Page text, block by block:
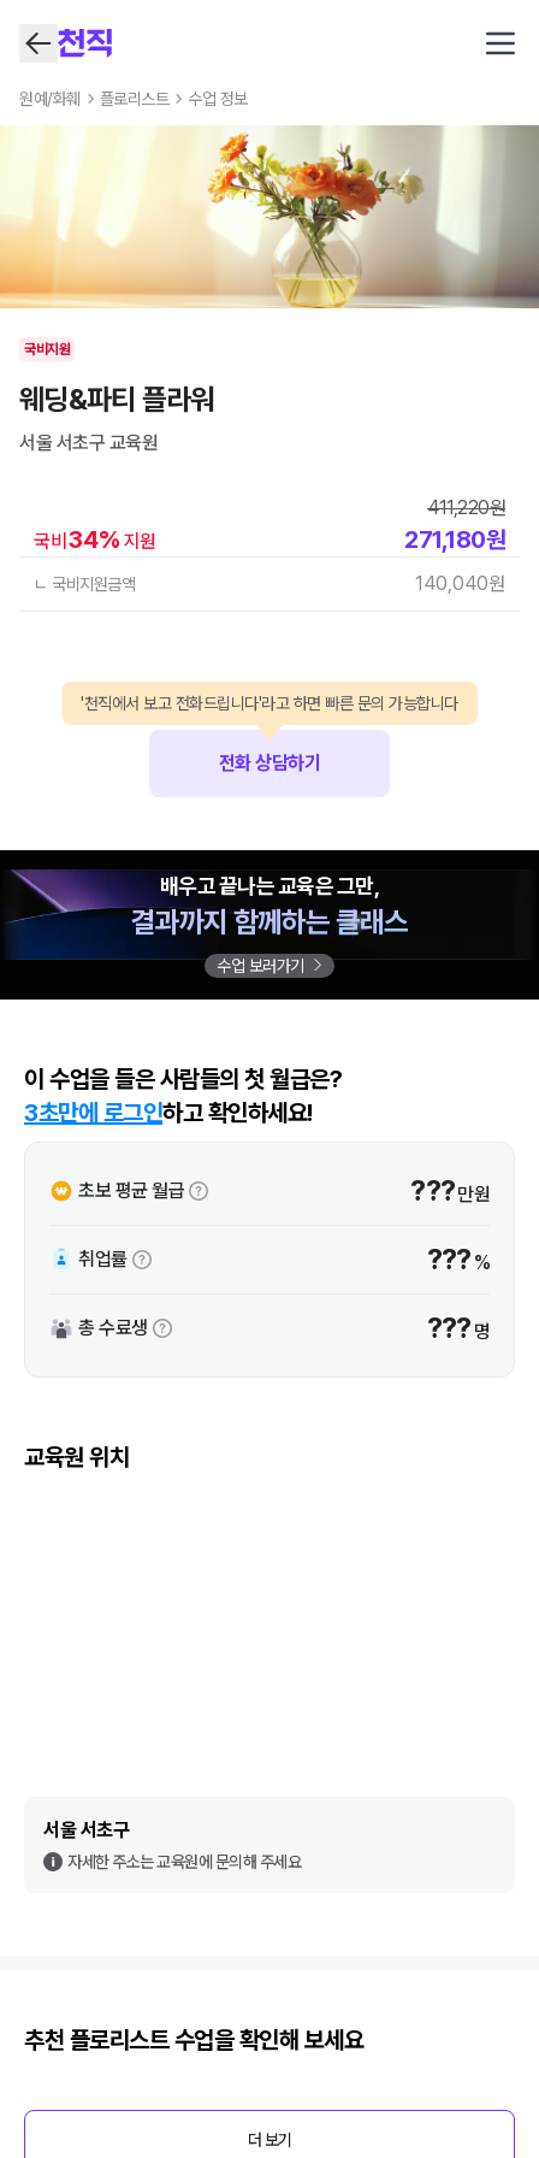
원예/화훼 플로리스트 수업 정보
국비지원
웨딩&파티 플라워
서울 서초구 교육원
국비 34% 지원
411,220원
271,180원
ㄴ 국비지원금액 140,040원
전화 상담하기
'천직에서 보고 전화드립니다'라고 하면 빠른 문의 가능합니다
배우고 끝나는 교육은 그만,
결과까지 함께하는 클래스
수업 보러가기
이 수업을 들은 사람들의 첫 월급은?
3초만에 로그인하고 확인하세요!
초보 평균 월급 ???만원
취업률 ??? %
총 수료생 ??? 명
교육원 위치
서울 서초구
자세한 주소는 교육원에 문의해 주세요
추천 플로리스트수업을 확인해 보세요
더 보기